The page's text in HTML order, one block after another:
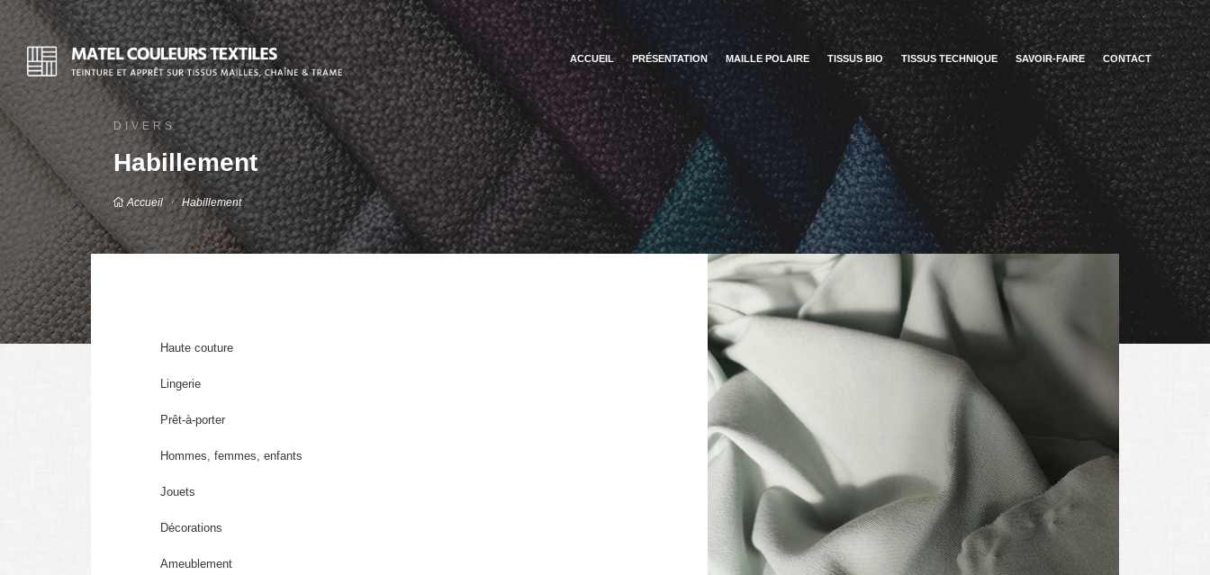
ACCUEIL PRÉSENTATION MAILLE POLAIRE TISSUS BIO TISSUS TECHNIQUE SAVOIR-FAIRE CONTACT
DIVERS
Habillement
Accueil Habillement
Haute couture
Lingerie
Prêt-à-porter
Hommes, femmes, enfants
Jouets
Décorations
Ameublement